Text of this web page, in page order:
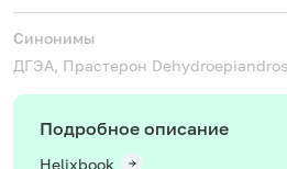
Синонимы
ДГЭА, Прастерон
Подробное описание
Helixbook